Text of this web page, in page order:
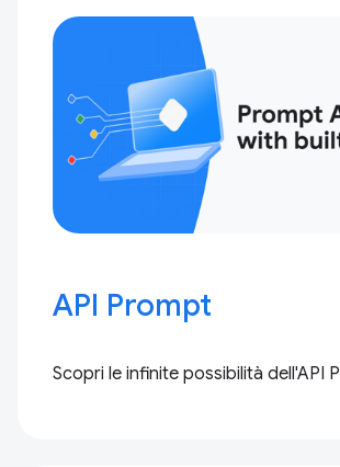
API Prompt
Scopri le infinite possibilità dell'API